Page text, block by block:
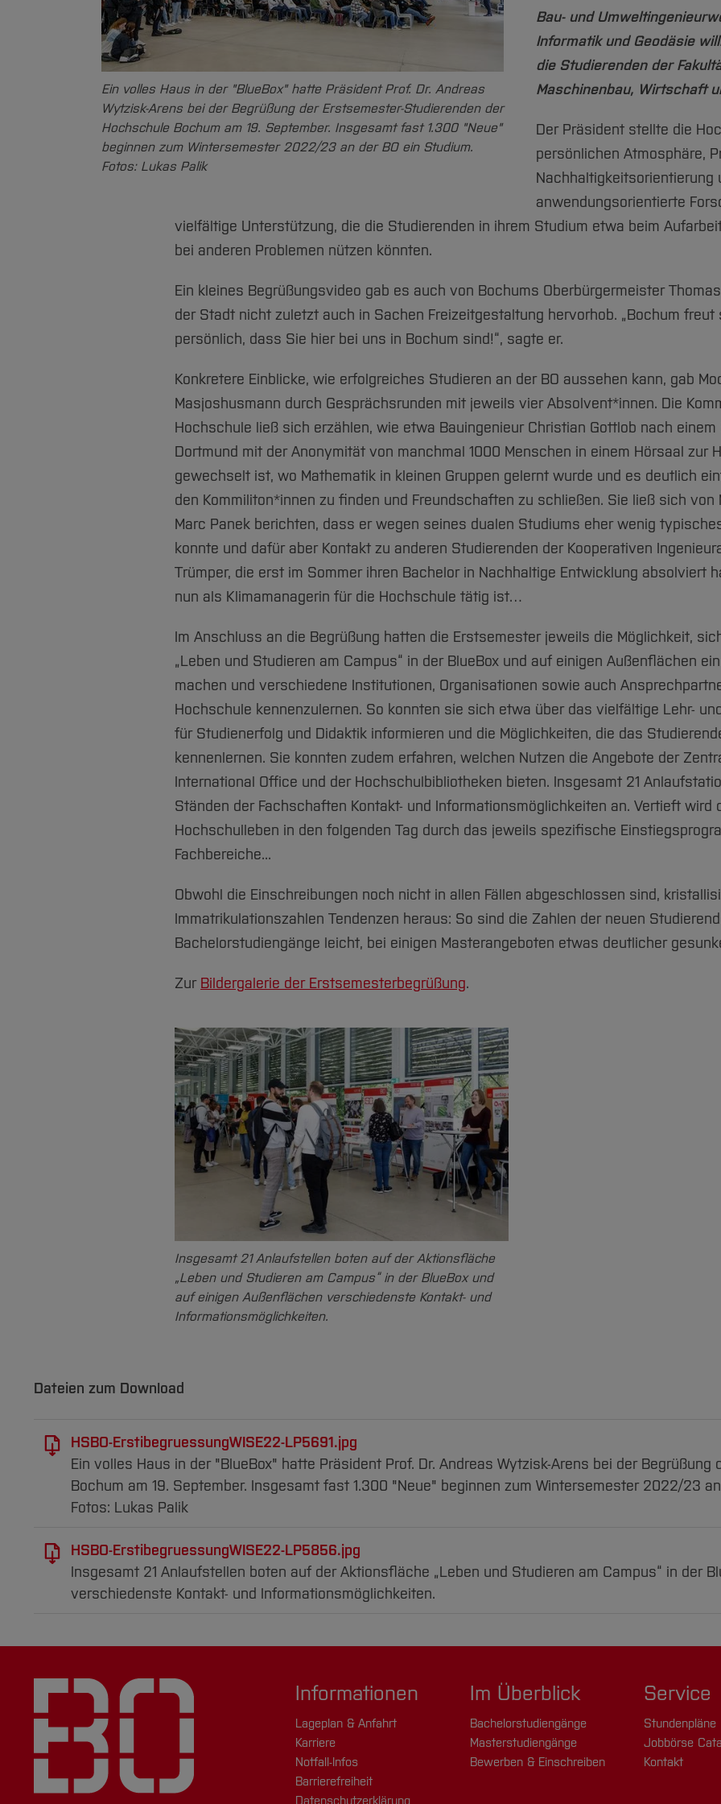
Ein volles Haus in der "BlueBox" hatte Präsident Prof. Dr. Andreas
Wytzisk-Arens bei der Begrüßung der Erstsemester-Studierenden der
Hochschule Bochum am 19. September. Insgesamt fast 1.300 "Neue"
beginnen zum Wintersemester 2022/23 an der BO ein Studium.
Fotos: Lukas Palik
Bau- und
Informatik und Geodäsie
die Studierenden der
Maschinenbau, Wirtschaft
Der Präsident stellte die
persönlichen Atmosphäre,
Nachhaltigkeitsorientierung
anwendungsorientierte
vielfältige Unterstützung, die die Studierenden in ihrem Studium etwa beim
bei anderen Problemen nützen könnten.
Ein kleines Begrüßungsvideo gab es auch von Bochums Oberbürgermeister
der Stadt nicht zuletzt auch in Sachen Freizeitgestaltung hervorhob. „Bochum
persönlich, dass Sie hier bei uns in Bochum sind!“, sagte er.
Konkretere Einblicke, wie erfolgreiches Studieren an der BO aussehen kann, gab
Masjoshusmann durch Gesprächsrunden mit jeweils vier Absolvent*innen. Die
Hochschule ließ sich erzählen, wie etwa Bauingenieur Christian Gottlob nach
Dortmund mit der Anonymität von manchmal 1000 Menschen in einem Hörsaal zur
gewechselt ist, wo Mathematik in kleinen Gruppen gelernt wurde und es deutlich
den Kommiliton*innen zu finden und Freundschaften zu schließen. Sie ließ sich von
Marc Panek berichten, dass er wegen seines dualen Studiums eher wenig
konnte und dafür aber Kontakt zu anderen Studierenden der Kooperativen
Trümper, die erst im Sommer ihren Bachelor in Nachhaltige Entwicklung absolviert
nun als Klimamanagerin für die Hochschule tätig ist…
Im Anschluss an die Begrüßung hatten die Erstsemester jeweils die Möglichkeit,
„Leben und Studieren am Campus“ in der BlueBox und auf einigen Außenflächen
machen und verschiedene Institutionen, Organisationen sowie auch
Hochschule kennenzulernen. So konnten sie sich etwa über das vielfältige Lehr-
für Studienerfolg und Didaktik informieren und die Möglichkeiten, die das
kennenlernen. Sie konnten zudem erfahren, welchen Nutzen die Angebote der
International Office und der Hochschulbibliotheken bieten. Insgesamt 21
Ständen der Fachschaften Kontakt- und Informationsmöglichkeiten an. Vertieft wird
Hochschulleben in den folgenden Tag durch das jeweils spezifische
Fachbereiche...
Obwohl die Einschreibungen noch nicht in allen Fällen abgeschlossen sind,
Immatrikulationszahlen Tendenzen heraus: So sind die Zahlen der neuen
Bachelorstudiengänge leicht, bei einigen Masterangeboten etwas deutlicher
Zur Bildergalerie der Erstsemesterbegrüßung.
Insgesamt 21 Anlaufstellen boten auf der Aktionsfläche
„Leben und Studieren am Campus“ in der BlueBox und
auf einigen Außenflächen verschiedenste Kontakt- und
Informationsmöglichkeiten.
Dateien zum Download
HSBO-ErstibegruessungWISE22-LP5691.jpg
Ein volles Haus in der "BlueBox" hatte Präsident Prof. Dr. Andreas Wytzisk-Arens bei der
Bochum am 19. September. Insgesamt fast 1.300 "Neue" beginnen zum Wintersemester 2022/23
Fotos: Lukas Palik
HSBO-ErstibegruessungWISE22-LP5856.jpg
Insgesamt 21 Anlaufstellen boten auf der Aktionsfläche „Leben und Studieren am Campus“ in der
verschiedenste Kontakt- und Informationsmöglichkeiten.
Informationen
Lageplan & Anfahrt
Karriere
Notfall-Infos
Barrierefreiheit
Datenschutzerklärung
Im Überblick
Bachelorstudiengänge
Masterstudiengänge
Bewerben & Einschreiben
Service
Stundenpläne
Jobbörse
Kontakt